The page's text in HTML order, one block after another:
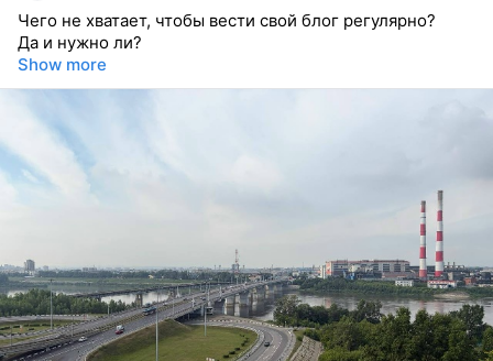
Чего не хватает, чтобы вести свой блог регулярно?
Да и нужно ли?
Show more